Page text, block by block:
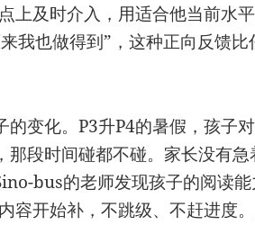
上及时介入，用适合他当前水
我也做得到”，这种正向反馈
变化。P3升P4的暑假，孩子
那段时间碰都不碰。家长没有
bus的老师发现孩子的阅读
容开始补，不跳级、不赶进度